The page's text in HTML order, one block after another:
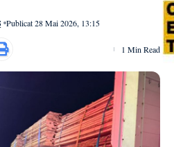
Publicat 28 Mai 2026, 13:15
1 Min Read